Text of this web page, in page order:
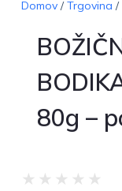
Domov/Trgovina /
80g –
★ ★ ★ ★ ★